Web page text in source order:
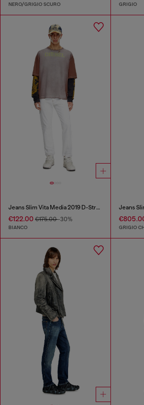
NERO/GRIGIO SCURO GRIGIO
Jeans Slim Vita Media 2019 D-Strukt
€122.00 €175.00-30%
BIANCO
Jeans
GRIGIO